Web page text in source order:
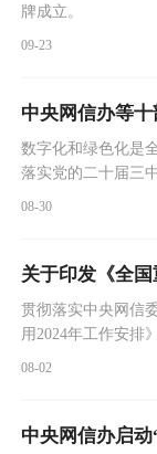
牌成立。
09-23
数字化和绿色化是
落实党的二十届三
改革委办公厅、工
08-30
贯彻落实中央网信
用2024年工作安排
位抓好贯彻执行，
08-02